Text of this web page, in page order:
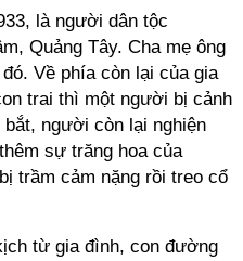
là người dân tộc
Quảng Tây. Cha mẹ ông
Về phía còn lại của gia
trai thì một người bị cảnh
người còn lại nghiện
sự trăng hoa của
trầm cảm nặng rồi treo cổ
từ gia đình, con đường